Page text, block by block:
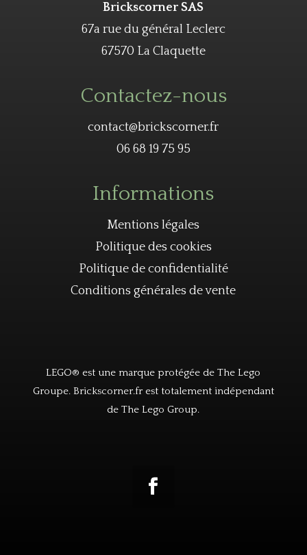
Brickscorner SAS
67a rue du général Leclerc
67570 La Claquette
Contactez-nous
contact@brickscorner.fr
06 68 19 75 95
Informations
Mentions légales
Politique des cookies
Politique de confidentialité
Conditions générales de vente
LEGO® est une marque protégée de The Lego
Groupe. Brickscorner.fr est totalement indépendant
de The Lego Group.